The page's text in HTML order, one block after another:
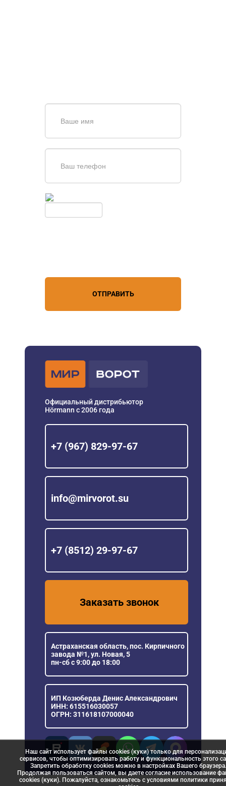
ОТПРАВИТЬ
Официальный дистрибьютор
Hörmann с 2006 года
+7 (967) 829-97-67
info@mirvorot.su
+7 (8512) 29-97-67
Заказать звонок
Астраханская область, пос. Кирпичного
завода №1, ул. Новая, 5
пн-сб с 9:00 до 18:00
ИП Козюберда Денис Александрович
ИНН: 615516030057
ОГРН: 311618107000040
Наш сайт использует файлы cookies (куки) только для
сервисов, чтобы оптимизировать работу и функциональность этого
Запретить обработку cookies можно в настройках Вашего браузера.
Продолжая пользоваться сайтом, вы даете согласие использование
cookies (куки). Пожалуйста, ознакомьтесь с условиями политики